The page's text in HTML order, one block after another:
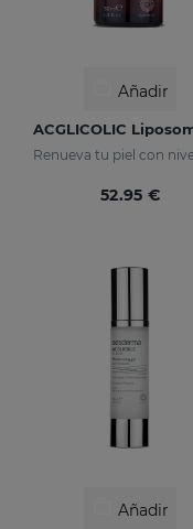
Añadir
52.95 €
Añadir